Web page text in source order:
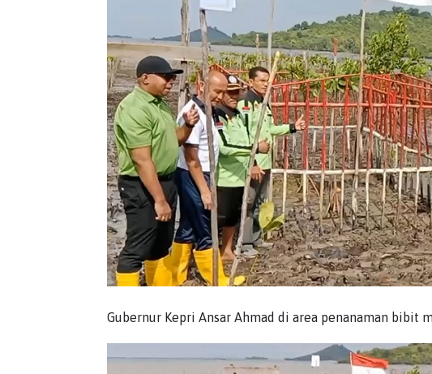
Gubernur Kepri Ansar Ahmad di area penanaman bibit